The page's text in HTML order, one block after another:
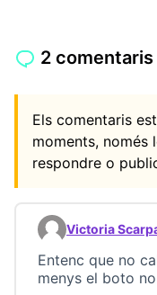
2 comentaris
Els comentaris
moments, només
respondre o
Comentari 23709
Victoria
Entenc que no
menys el boto